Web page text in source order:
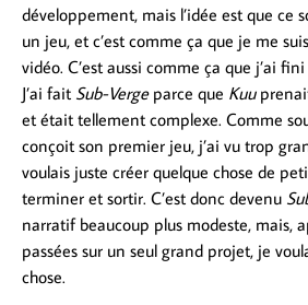
développement, mais l’idée est que ce
un jeu, et c’est comme ça que je me
vidéo. C’est aussi comme ça que j’ai
J’ai fait Sub-Vergeparce que Kuu
et était tellement complexe. Comme
conçoit son premier jeu, j’ai vu trop
voulais juste créer quelque chose de
terminer et sortir. C’est donc devenu
narratif beaucoup plus modeste, mais,
passées sur un seul grand projet, je
chose.